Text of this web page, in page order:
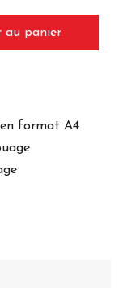
au panier
format A4